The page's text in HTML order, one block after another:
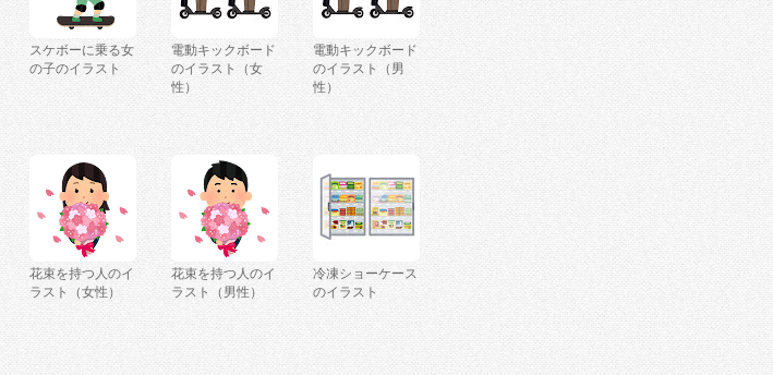
スケボーに乗る女
の子のイラスト
電動キックボード
のイラスト（女
性）
電動キックボード
のイラスト（男
性）
花束を持つ人のイ
ラスト（女性）
花束を持つ人のイ
ラスト（男性）
冷凍ショーケース
のイラスト